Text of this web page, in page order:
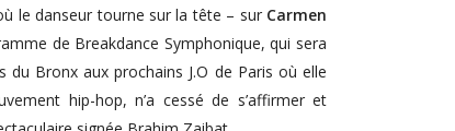
le danseur tourne sur la tête – sur Carmen
de Breakdance Symphonique, qui sera
du Bronx aux prochains J.O de Paris où elle
hip-hop, n’a cessé de s’affirmer et